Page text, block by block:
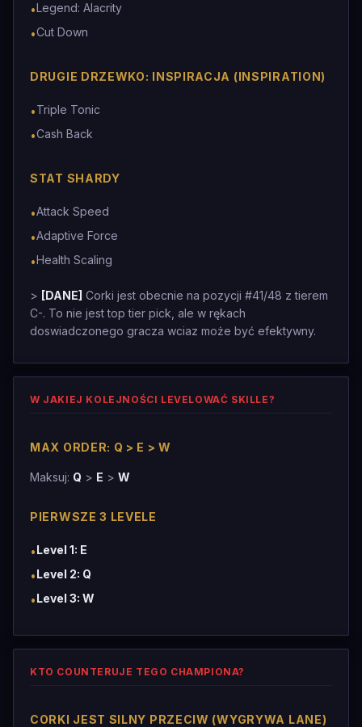
•Legend: Alacrity
•Cut Down
DRUGIE DRZEWKO: INSPIRACJA (INSPIRATION)
•Triple Tonic
•Cash Back
STAT SHARDY
•Attack Speed
•Adaptive Force
•Health Scaling
> [DANE] Corki jest obecnie na pozycji #41/48 z tierem
C-. To nie jest top tier pick, ale w rękach
doswiadczonego gracza wciaz może być efektywny.
W JAKIEJ KOLEJNOŚCI LEVELOWAĆ SKILLE?
MAX ORDER: Q > E > W
Maksuj: Q > E > W
PIERWSZE 3 LEVELE
•Level 1: E
•Level 2: Q
•Level 3: W
KTO COUNTERUJE TEGO CHAMPIONA?
CORKI JEST SILNY PRZECIW (WYGRYWA LANE)